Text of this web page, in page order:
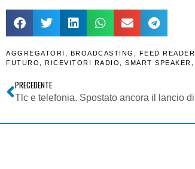
AGGREGATORI BROADCASTING FEED READER
FUTURO
RICEVITORI RADIO SMART SPEAKER
PRECEDENTE